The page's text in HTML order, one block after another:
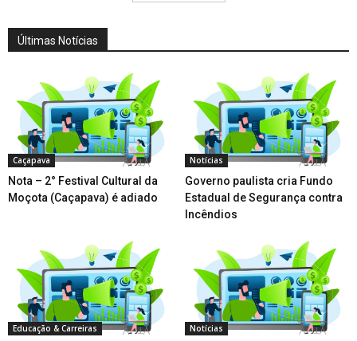
Últimas Notícias
Caçapava
Nota – 2° Festival Cultural da
Moçota (Caçapava) é adiado
Notícias
Governo paulista cria Fundo
Estadual de Segurança contra
Incêndios
Educação & Carreiras Notícias